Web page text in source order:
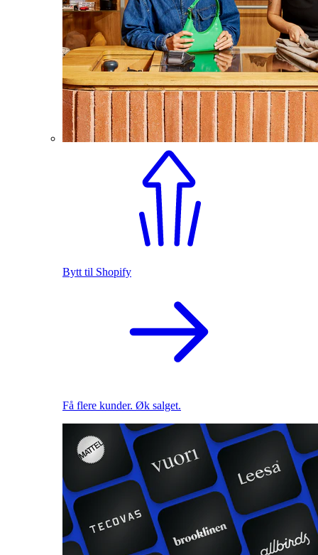
Bytt til Shopify
Få flere kunder. Øk salget.